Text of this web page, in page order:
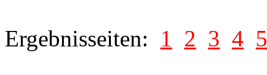
Ergebnisseiten: 1 2 3 4 5